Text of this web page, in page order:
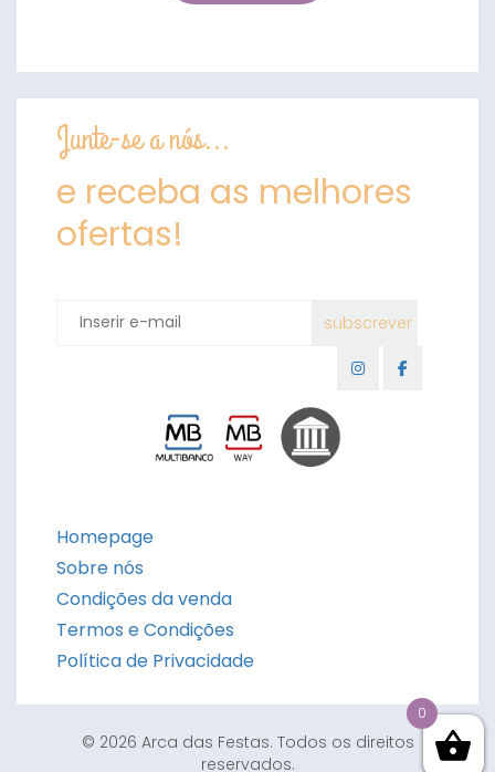
Junte-se a nós...
e receba as melhores
ofertas!
Homepage
Sobre nós
Condições da venda
Termos e Condições
Política de Privacidade
© 2026 Arca das Festas. Todos os direitos
reservados.
0